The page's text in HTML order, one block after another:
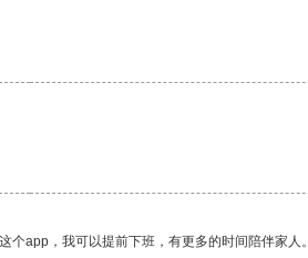
app，我可以提前下班，有更多的时间陪伴家人。